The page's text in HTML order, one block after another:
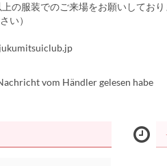
の服装でのご来場をお願いしてお
い）
vom Händler gelesen habe